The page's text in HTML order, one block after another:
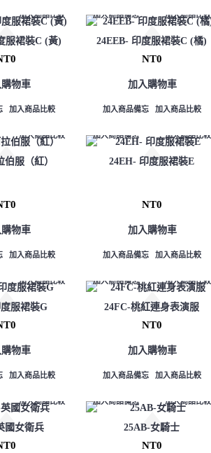
加入商品比較
服裙裝C (黃)
物車
加入商品比較
加入商品備忘 加入商品比較
24EEB- 印度服裙裝C (橘)
NT0
加入購物車
加入商品備忘 加入商品比較
加入商品比較
伯服（紅）
物車
加入商品比較
加入商品備忘 加入商品比較
24EH- 印度服裙裝E
NT0
加入購物車
加入商品備忘 加入商品比較
加入商品比較
服裙裝G
物車
加入商品比較
加入商品備忘 加入商品比較
24FC-桃紅連身表演服
NT0
加入購物車
加入商品備忘 加入商品比較
加入商品比較
國女衛兵
加入商品備忘 加入商品比較
25AB-女騎士
NT0